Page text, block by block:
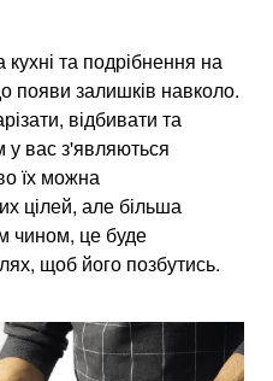
та подрібнення на
появи залишків навколо.
відбивати та
вас з'являються
їх можна
цілей, але більша
чином, це буде
щоб його позбутись.